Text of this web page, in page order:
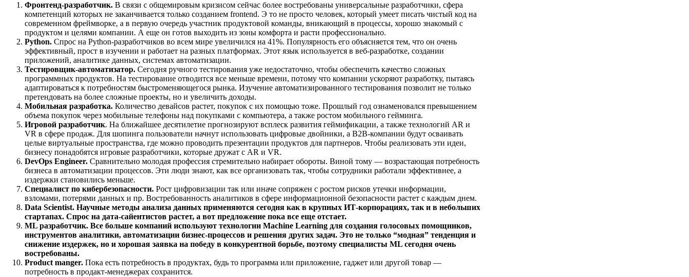
Фронтенд-разработчик. В связи с общемировым кризисом сейчас более востребованы универсальные разработчики, сфера
компетенций которых не заканчивается только созданием frontend. Э то не просто человек, который умеет писать чистый код на
современном фреймворке, а в первую очередь участник продуктовой команды, вникающий в процессы, хорошо знакомый с
продуктом и целями компании. А еще он готов выходить из зоны комфорта и расти профессионально.
Python. Спрос на Python-разработчиков во всем мире увеличился на 41%. Популярность его объясняется тем, что он очень
эффективный, прост в изучении и работает на разных платформах. Этот язык используется в веб-разработке, создании
приложений, аналитике данных, системах автоматизации.
Тестировщик-автоматизатор. Сегодня ручного тестирования уже недостаточно, чтобы обеспечить качество сложных
программных продуктов. На тестирование отводится все меньше времени, потому что компании ускоряют разработку, пытаясь
адаптироваться к потребностям быстроменяющегося рынка. Изучение автоматизированного тестирования позволит не только
претендовать на более сложные проекты, но и увеличить доходы.
Мобильная разработка. Количество девайсов растет, покупок с их помощью тоже. Прошлый год ознаменовался превышением
объема покупок через мобильные телефоны над покупками с компьютера, а также ростом мобильного гейминга.
Игровой разработчик. На ближайшее десятилетие прогнозируют всплеск развития геймификации, а также технологий AR и
VR в сфере продаж. Для шопинга пользователи начнут использовать цифровые двойники, а B2B-компании будут осваивать
целые виртуальные пространства, где можно проводить презентации продуктов для партнеров. Чтобы реализовать эти идеи,
бизнесу понадобятся игровые разработчики, которые дружат с AR и VR.
DevOps Engineer. Сравнительно молодая профессия стремительно набирает обороты. Виной тому — возрастающая потребность
бизнеса в автоматизации процессов. Эти люди знают, как все организовать так, чтобы сотрудники работали эффективнее, а
издержки становились меньше.
Специалист по кибербезопасности. Рост цифровизации так или иначе сопряжен с ростом рисков утечки информации,
взломами, потерями данных и пр. Востребованность аналитиков в сфере информационной безопасности растет с каждым днем.
Data Scientist. Научные методы анализа данных применяются сегодня как в крупных ИТ-корпорациях, так и в небольших
стартапах. Спрос на дата-сайентистов растет, а вот предложение пока все еще отстает.
ML разработчик. Все больше компаний используют технологии Machine Learning для создания голосовых помощников,
инструментов аналитики, автоматизации бизнес-процессов и решения других задач. Это не только “модная” тенденция и
снижение издержек, но и хорошая заявка на победу в конкурентной борьбе, поэтому специалисты ML сегодня очень
востребованы.
Product manger. Пока есть потребность в продуктах, будь то программа или приложение, гаджет или другой товар ―
потребность в продакт-менеджерах сохранится.